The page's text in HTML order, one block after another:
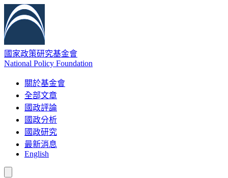
國家政策研究基金會
National Policy Foundation
關於基金會
全部文章
國政評論
國政分析
國政研究
最新消息
English